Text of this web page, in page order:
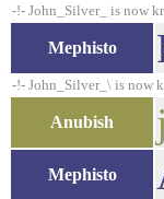
-!- John_Silver_ is now
Mephisto
-!- John_Silver_\ is now
Anubish
Mephisto